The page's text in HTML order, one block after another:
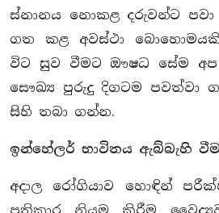
ස්නානය නොකළ දරුවන්ට
ගත කළ අවස්ථා
විට සුව වීමට ඖෂධ සේම අප
සෞඛ්‍ය පුරුදු දිගටම පවත්වා
සිහි තබා ගන්න.
ඉන්හේලර් භාවිතය ඇබ්බැහි
අදාල රෝගියාව හොඳින්